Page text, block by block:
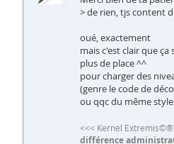
> de rien, tjs content
oué, exactement
mais c'est clair que
plus de place ^^
pour charger des
(genre le code de
ou qqc du même
<<< Kernel
différence